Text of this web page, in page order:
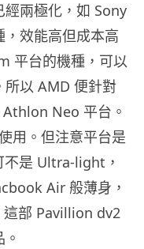
兩極化，如 Sony
，效能高但成本高
平台的機種，可以
所以 AMD 便針對
Neo 平台。
用。但注意平台是
是 Ultra-light，
Air 般薄身，
這部 Pavillion dv2